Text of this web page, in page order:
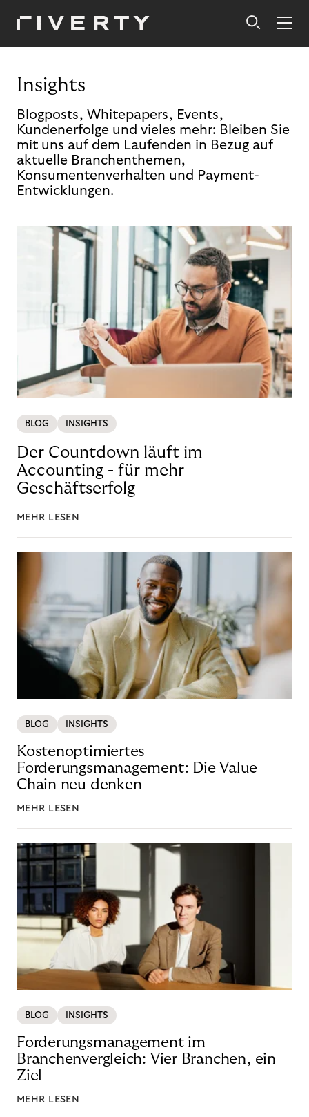
Insights
Blogposts, Whitepapers, Events,
Kundenerfolge und vieles mehr: Bleiben Sie
mit uns auf dem Laufenden in Bezug auf
aktuelle Branchenthemen,
Konsumentenverhalten und Payment-
Entwicklungen.
BLOG INSIGHTS
Der Countdown läuft im
Accounting - für mehr
Geschäftserfolg
MEHR LESEN
BLOG INSIGHTS
Kostenoptimiertes
Forderungsmanagement: Die Value
Chain neu denken
MEHR LESEN
BLOG INSIGHTS
Forderungsmanagement im
Branchenvergleich: Vier Branchen, ein
Ziel
MEHR LESEN